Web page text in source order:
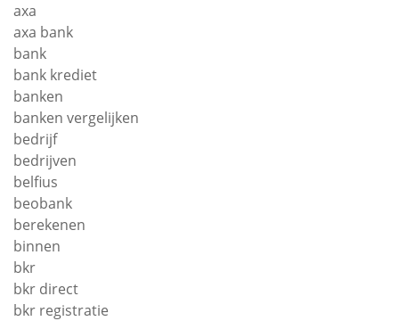
axa
axa bank
bank
bank krediet
banken
banken vergelijken
bedrijf
bedrijven
belfius
beobank
berekenen
binnen
bkr
bkr direct
bkr registratie